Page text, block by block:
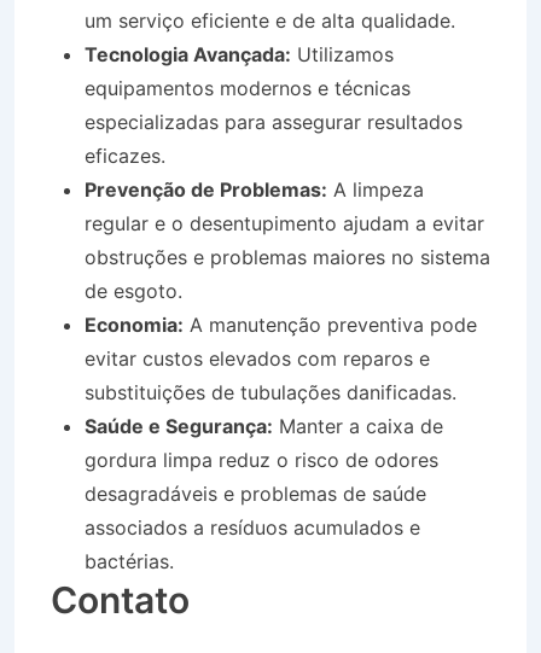
um serviço eficiente e de alta qualidade.
Tecnologia Avançada: Utilizamos
equipamentos modernos e técnicas
especializadas para assegurar resultados
eficazes.
Prevenção de Problemas: A limpeza
regular e o desentupimento ajudam a evitar
obstruções e problemas maiores no sistema
de esgoto.
Economia: A manutenção preventiva pode
evitar custos elevados com reparos e
substituições de tubulações danificadas.
Saúde e Segurança: Manter a caixa de
gordura limpa reduz o risco de odores
desagradáveis e problemas de saúde
associados a resíduos acumulados e
bactérias.
Contato